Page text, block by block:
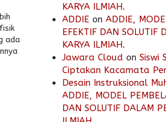
ada
KARYA ILMIAH.
ADDIE on ADDIE,
EFEKTIF DAN SOLUTIF
KARYA ILMIAH.
Jawara Cloud on Siswi
Ciptakan Kacamata
Desain Instruksional
ADDIE, MODEL
DAN SOLUTIF DALAM